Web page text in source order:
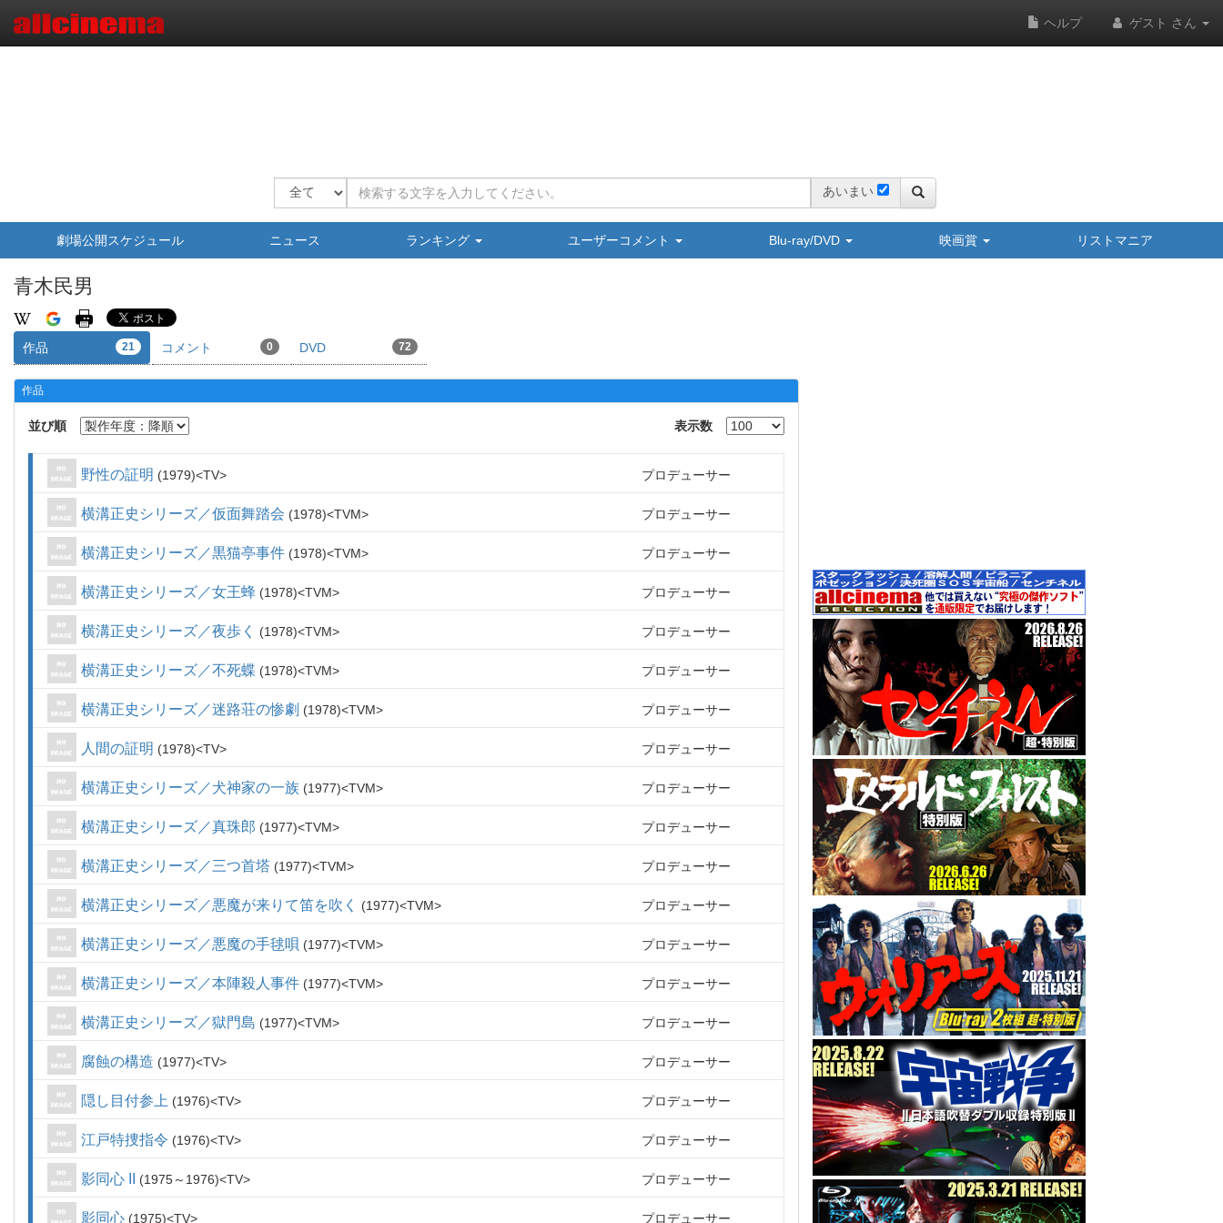
ヘルプ ゲスト さん
あいまい
劇場公開スケジュール ニュース ランキング ユーザーコメント Blu-ray/DVD 映画賞 リストマニア
青木民男
作品 21 コメント 0 DVD 72
作品
並び順 表示数
野性の証明 1979 TV プロデューサー
横溝正史シリーズ／仮面舞踏会 1978 TVM プロデューサー
横溝正史シリーズ／黒猫亭事件 1978 TVM プロデューサー
横溝正史シリーズ／女王蜂 1978 TVM プロデューサー
横溝正史シリーズ／夜歩く 1978 TVM プロデューサー
横溝正史シリーズ／不死蝶 1978 TVM プロデューサー
横溝正史シリーズ／迷路荘の惨劇 1978 TVM プロデューサー
人間の証明 1978 TV プロデューサー
横溝正史シリーズ／犬神家の一族 1977 TVM プロデューサー
横溝正史シリーズ／真珠郎 1977 TVM プロデューサー
横溝正史シリーズ／三つ首塔 1977 TVM プロデューサー
横溝正史シリーズ／悪魔が来りて笛を吹く 1977 TVM プロデューサー
横溝正史シリーズ／悪魔の手毬唄 1977 TVM プロデューサー
横溝正史シリーズ／本陣殺人事件 1977 TVM プロデューサー
横溝正史シリーズ／獄門島 1977 TVM プロデューサー
腐蝕の構造 1977 TV プロデューサー
隠し目付参上 1976 TV プロデューサー
江戸特捜指令 1976 TV プロデューサー
影同心 II 1975～1976 TV プロデューサー
影同心 1975 TV プロデューサー